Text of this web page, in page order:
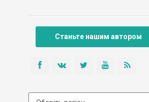
Станьте нашим автором